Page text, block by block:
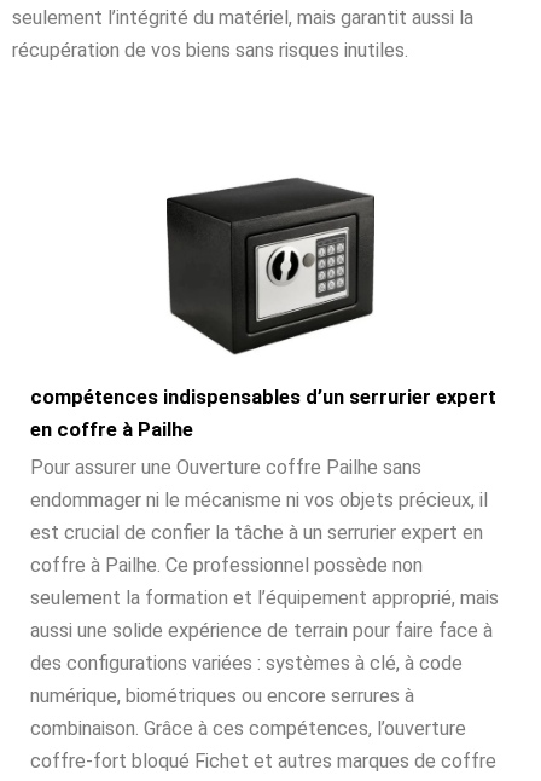
seulement l’intégrité du matériel, mais garantit aussi la
récupération de vos biens sans risques inutiles.
compétences indispensables d’un serrurier expert
en coffre à Pailhe
Pour assurer une Ouverture coffre Pailhe sans
endommager ni le mécanisme ni vos objets précieux, il
est crucial de confier la tâche à un serrurier expert en
coffre à Pailhe. Ce professionnel possède non
seulement la formation et l’équipement approprié, mais
aussi une solide expérience de terrain pour faire face à
des configurations variées : systèmes à clé, à code
numérique, biométriques ou encore serrures à
combinaison. Grâce à ces compétences, l’ouverture
coffre-fort bloqué Fichet et autres marques de coffre